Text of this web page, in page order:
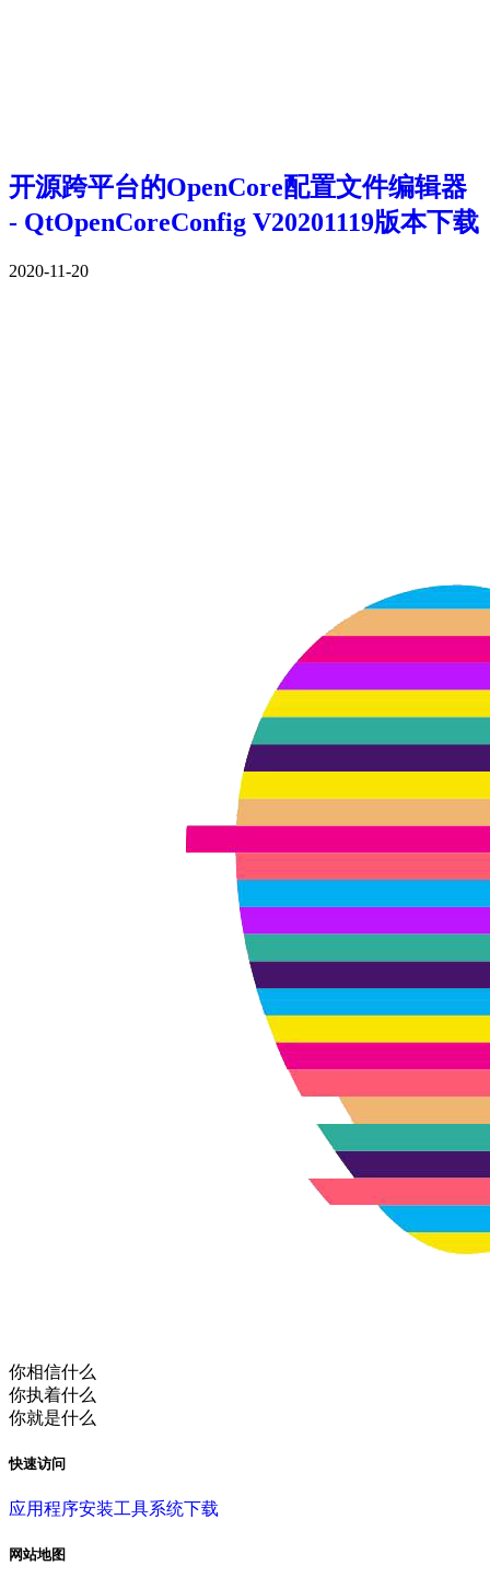
开源跨平台的OpenCore配置文件编辑器
- QtOpenCoreConfig V20201119版本下载
2020-11-20
你相信什么
你执着什么
你就是什么
快速访问
应用程序安装工具系统下载
网站地图